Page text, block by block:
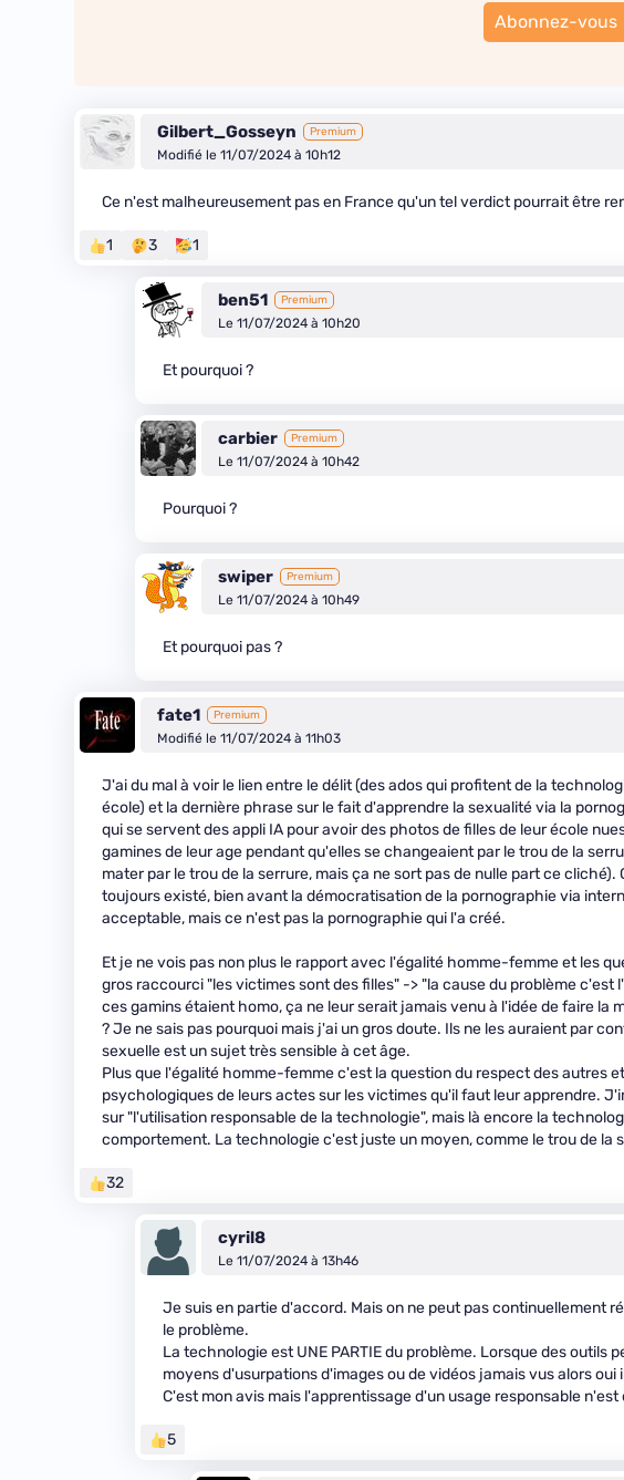
Abonnez-vous
Gilbert_Gosseyn Premium
Modifié le 11/07/2024 à 10h12
Ce n'est malheureusement pas en France qu'un tel verdict pourrait être
1 3 1
ben51 Premium
Le 11/07/2024 à 10h20
Et pourquoi ?
carbier Premium
Le 11/07/2024 à 10h42
Pourquoi ?
swiper Premium
Le 11/07/2024 à 10h49
Et pourquoi pas ?
fate1 Premium
Modifié le 11/07/2024 à 11h03
J'ai du mal à voir le lien entre le délit (des ados qui profitent de la
école) et la dernière phrase sur le fait d'apprendre la sexualité via la
qui se servent des appli IA pour avoir des photos de filles de leur école
gamines de leur age pendant qu'elles se changeaient par le trou de la
mater par le trou de la serrure, mais ça ne sort pas de nulle part ce
toujours existé, bien avant la démocratisation de la pornographie via
acceptable, mais ce n'est pas la pornographie qui l'a créé.
Et je ne vois pas non plus le rapport avec l'égalité homme-femme et les
gros raccourci "les victimes sont des filles" -> "la cause du problème
ces gamins étaient homo, ça ne leur serait jamais venu à l'idée de faire la
? Je ne sais pas pourquoi mais j'ai un gros doute. Ils ne les auraient par
sexuelle est un sujet très sensible à cet âge.
Plus que l'égalité homme-femme c'est la question du respect des autres
psychologiques de leurs actes sur les victimes qu'il faut leur apprendre.
sur "l'utilisation responsable de la technologie", mais là encore la
comportement. La technologie c'est juste un moyen, comme le trou de la
32
cyril8
Le 11/07/2024 à 13h46
Je suis en partie d'accord. Mais on ne peut pas continuellement
le problème.
La technologie est UNE PARTIE du problème. Lorsque des
moyens d'usurpations d'images ou de vidéos jamais vus alors oui
C'est mon avis mais l'apprentissage d'un usage responsable n'est
5